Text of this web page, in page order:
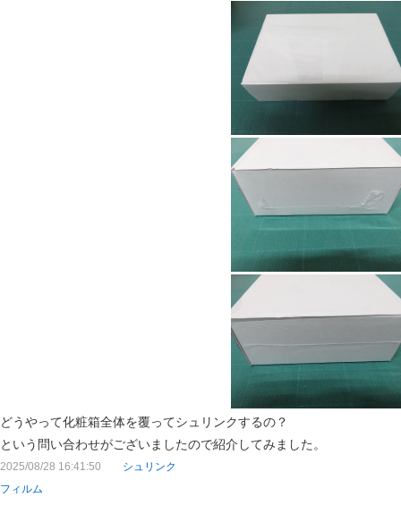
どうやって化粧箱全体を覆ってシュリンクするの？
という問い合わせがございましたので紹介してみました。
2025/08/28 16:41:50 シュリンク
フィルム